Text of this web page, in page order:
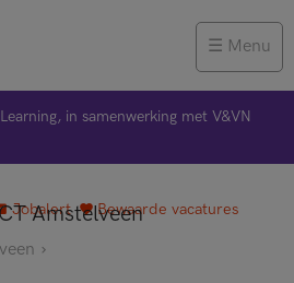
Menu
in samenwerking met V&VN
Jobalert Bewaarde vacatures
Amstelveen